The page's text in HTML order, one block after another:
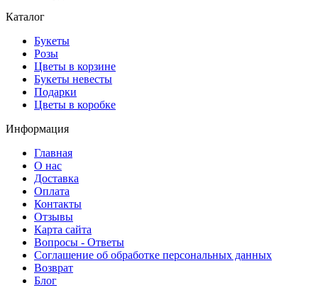
Каталог
Букеты
Розы
Цветы в корзине
Букеты невесты
Подарки
Цветы в коробке
Информация
Главная
О нас
Доставка
Оплата
Контакты
Отзывы
Карта сайта
Вопросы - Ответы
Соглашение об обработке персональных данных
Возврат
Блог